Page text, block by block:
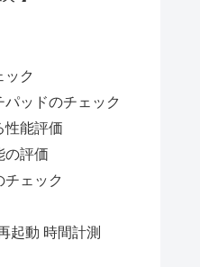
ック
ッドのチェック
性能評価
の評価
ェック
起動 時間計測